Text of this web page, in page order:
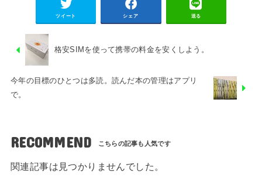
ツイート シェア 送る
格安SIMを使って携帯の料金を安くしよう。
今年の目標のひとつは多読。読んだ本の管理はアプリ
で。
RECOMMEND
関連記事は見つかりませんでした。